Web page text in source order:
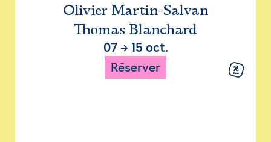
Olivier Martin-Salvan
Thomas Blanchard
07→ 15 oct.
Réserver